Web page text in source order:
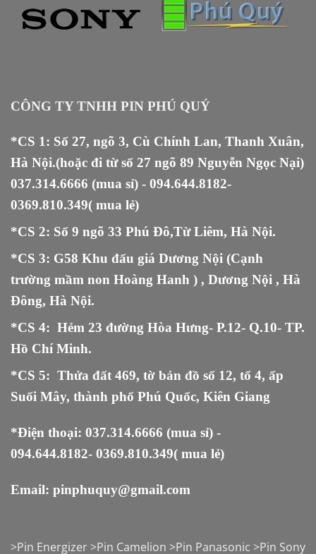
CÔNG TY TNHH PIN PHÚ QUÝ
*CS 1: Số 27, ngõ 3, Cù Chính Lan, Thanh Xuân,
Hà Nội.(hoặc đi từ số 27 ngõ 89 Nguyễn Ngọc Nại)
037.314.6666 (mua sỉ) - 094.644.8182-
0369.810.349( mua lẻ)
*CS 2: Số 9 ngõ 33 Phú Đô,Từ Liêm, Hà Nội.
*CS 3: G58 Khu đấu giá Dương Nội (Cạnh
trường mầm non Hoàng Hanh ) , Dương Nội , Hà
Đông, Hà Nội.
*CS 4: Hẻm 23 đường Hòa Hưng- P.12- Q.10- TP.
Hồ Chí Minh.
*CS 5: Thửa đất 469, tờ bản đồ số 12, tổ 4, ấp
Suối Mây, thành phố Phú Quốc, Kiên Giang
*Điện thoại: 037.314.6666 (mua sỉ) -
094.644.8182- 0369.810.349( mua lẻ)
Email: pinphuquy@gmail.com
>Pin Energizer >Pin Camelion >Pin Panasonic >Pin Sony